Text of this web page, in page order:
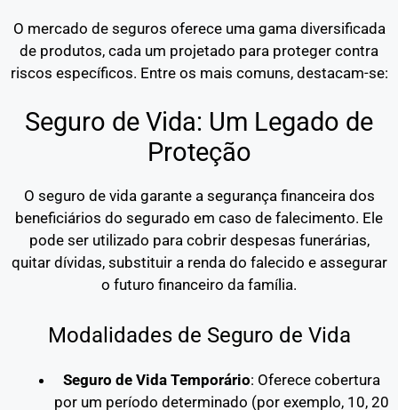
O mercado de seguros oferece uma gama diversificada
de produtos, cada um projetado para proteger contra
riscos específicos. Entre os mais comuns, destacam-se:
Seguro de Vida: Um Legado de
Proteção
O seguro de vida garante a segurança financeira dos
beneficiários do segurado em caso de falecimento. Ele
pode ser utilizado para cobrir despesas funerárias,
quitar dívidas, substituir a renda do falecido e assegurar
o futuro financeiro da família.
Modalidades de Seguro de Vida
Seguro de Vida Temporário: Oferece cobertura
por um período determinado (por exemplo, 10, 20